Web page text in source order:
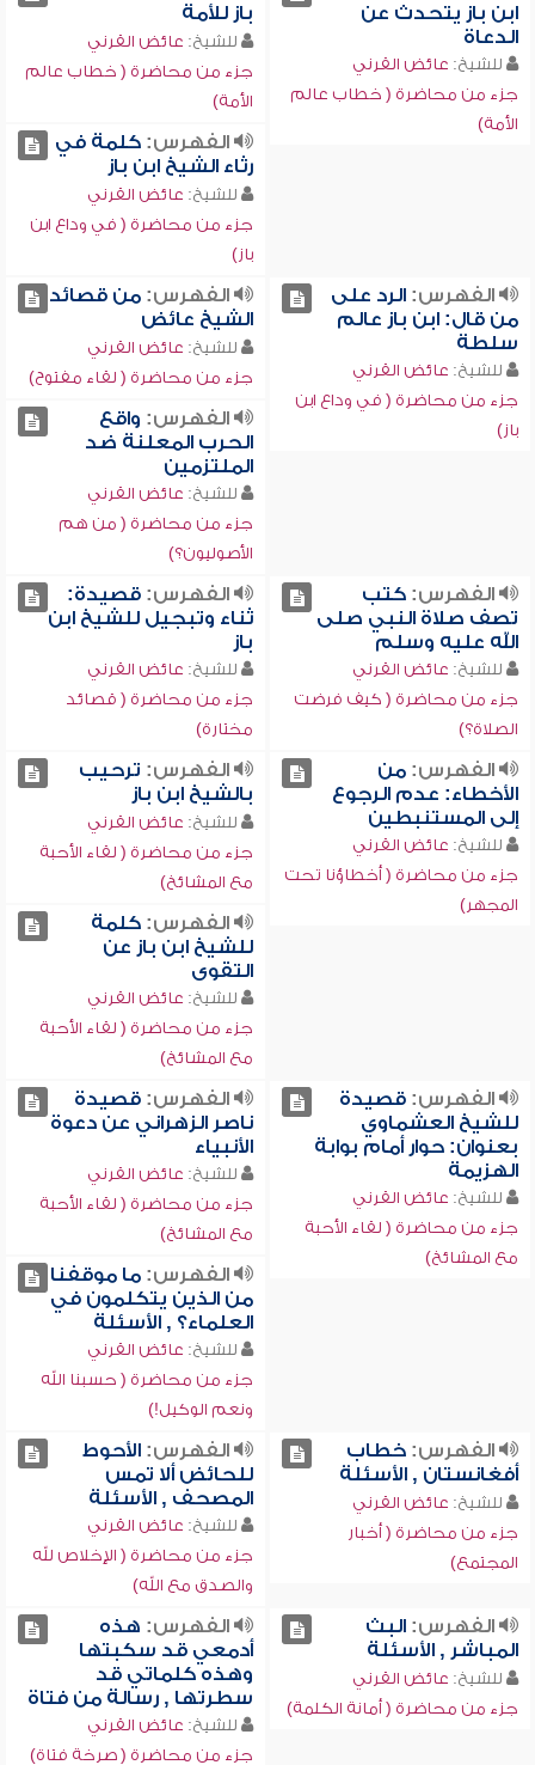
ابن باز يتحدث عن
الدعاة
للشيخ: عائض القرني
جزء من محاضرة ( خطاب عالم
الأمة)
باز للأمة
للشيخ: عائض القرني
جزء من محاضرة ( خطاب عالم
الأمة)
الفهرس:كلمة في
رثاء الشيخ ابن باز
للشيخ: عائض القرني
جزء من محاضرة ( في وداع ابن
باز)
الفهرس:الرد على
من قال: ابن باز عالم
سلطة
للشيخ: عائض القرني
جزء من محاضرة ( في وداع ابن
باز)
الفهرس:من قصائد
الشيخ عائض
للشيخ: عائض القرني
جزء من محاضرة ( لقاء مفتوح)
الفهرس: واقع
الحرب المعلنة ضد
الملتزمين
للشيخ: عائض القرني
جزء من محاضرة ( من هم
الأصوليون؟)
الفهرس:كتب
تصف صلاة النبي صلى
الله عليه وسلم
للشيخ: عائض القرني
جزء من محاضرة ( كيف فرضت
الصلاة؟)
الفهرس:قصيدة:
ثناء وتبجيل للشيخ ابن
باز
للشيخ: عائض القرني
جزء من محاضرة ( قصائد
مختارة)
الفهرس:من
الأخطاء: عدم الرجوع
إلى المستنبطين
للشيخ: عائض القرني
جزء من محاضرة ( أخطاؤنا تحت
المجهر)
الفهرس: ترحيب
بالشيخ ابن باز
للشيخ: عائض القرني
جزء من محاضرة ( لقاء الأحبة
مع المشائخ)
الفهرس:كلمة
للشيخ ابن باز عن
التقوى
للشيخ: عائض القرني
جزء من محاضرة ( لقاء الأحبة
مع المشائخ)
الفهرس:قصيدة
للشيخ العشماوي
بعنوان: حوار أمام بوابة
الهزيمة
للشيخ: عائض القرني
جزء من محاضرة ( لقاء الأحبة
مع المشائخ)
الفهرس:قصيدة
ناصر الزهراني عن دعوة
الأنبياء
للشيخ: عائض القرني
جزء من محاضرة ( لقاء الأحبة
مع المشائخ)
الفهرس:ما موقفنا
من الذين يتكلمون في
العلماء؟ , الأسئلة
للشيخ: عائض القرني
جزء من محاضرة ( حسبنا الله
ونعم الوكيل!)
الفهرس:خطاب
أفغانستان , الأسئلة
للشيخ: عائض القرني
جزء من محاضرة ( أخبار
المجتمع)
الفهرس:الأحوط
للحائض ألا تمس
المصحف , الأسئلة
للشيخ: عائض القرني
جزء من محاضرة ( الإخلاص لله
والصدق مع الله)
الفهرس:البث
المباشر , الأسئلة
للشيخ: عائض القرني
جزء من محاضرة ( أمانة الكلمة)
الفهرس: هذه
أدمعي قد سكبتها
وهذه كلماتي قد
سطرتها , رسالة من فتاة
للشيخ: عائض القرني
جزء من محاضرة ( صرخة فتاة)